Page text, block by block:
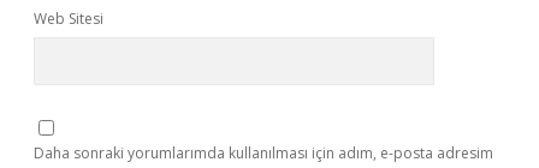
Web Sitesi
Daha sonraki yorumlarımda kullanılması için adım, e-posta adresim